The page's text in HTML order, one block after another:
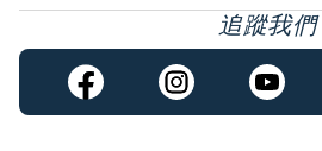
追蹤我們